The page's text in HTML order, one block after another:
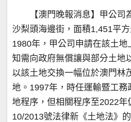
【澳門晚報消息】甲公司
沙梨頭海邊街，面積1,451平
1980年，甲公司申請在該土地
知需向政府無償讓與部分土地
以該土地交換一幅位於澳門林
地。1997年，時任運輸暨工務
地程序，但相關程序至2022年
10/2013號法律新《土地法》